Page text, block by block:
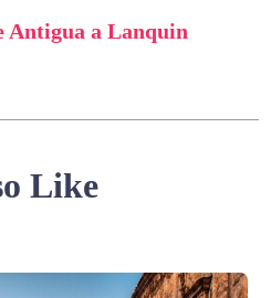
Antigua a Lanquin
Like